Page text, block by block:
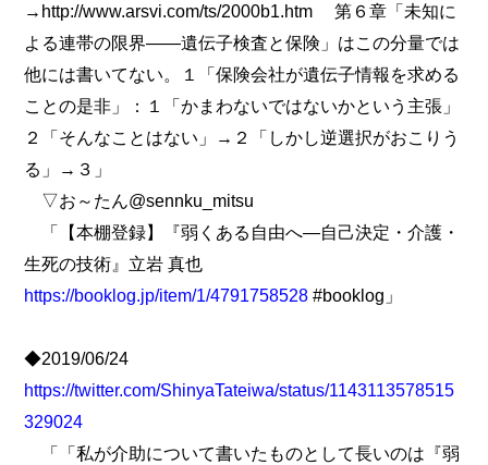
→http://www.arsvi.com/ts/2000b1.htm 第６章「未知に
よる連帯の限界――遺伝子検査と保険」はこの分量では
他には書いてない。１「保険会社が遺伝子情報を求める
ことの是非」：１「かまわないではないかという主張」
２「そんなことはない」→２「しかし逆選択がおこりう
る」→３」
▽お～たん@sennku_mitsu
「【本棚登録】『弱くある自由へ―自己決定・介護・
生死の技術』立岩 真也
https://booklog.jp/item/1/4791758528 #booklog」
◆2019/06/24
https://twitter.com/ShinyaTateiwa/status/1143113578515
329024
「「私が介助について書いたものとして長いのは『弱